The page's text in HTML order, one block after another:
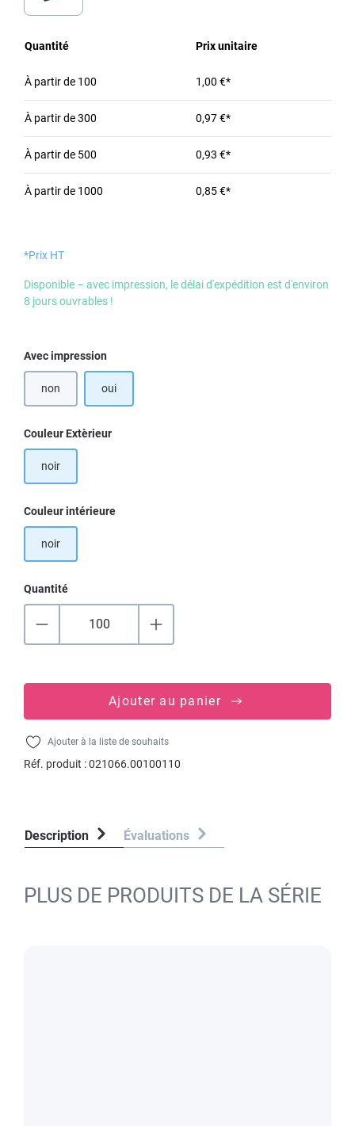
Quantité Prix unitaire
À partir de 100 1,00 €*
À partir de300 0,97 €*
À partir de 500 0,93 €*
À partir de 1000 0,85 €*
*Prix HT
Disponible – avec impression, le délai d'expédition est d'environ
8 jours ouvrables !
Sélectionnez
Avec impression
non oui
Sélectionnez
Couleur Extèrieur
noir
Sélectionnez
Couleur intérieure
noir
Quantité
Ajouter au panier
Ajouter à la liste de souhaits
Réf. produit :021066.00100110
Description Évaluations
PLUS DE PRODUITS DE LA SÉRIE